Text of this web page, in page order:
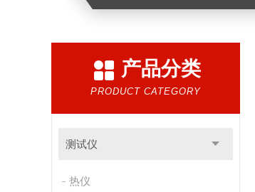
产品分类
PRODUCT CATEGORY
测试仪
热仪